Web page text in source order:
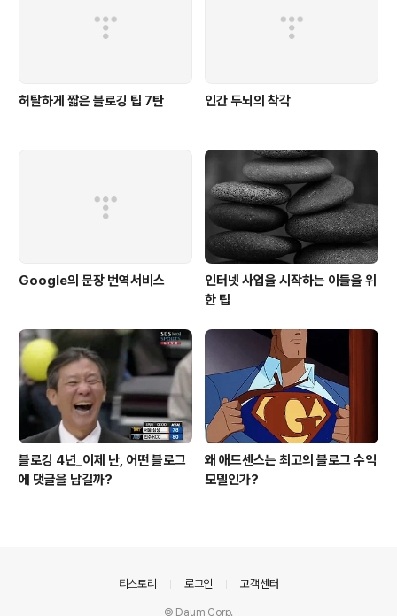
허탈하게 짧은 블로깅 팁 7탄 인간 두뇌의 착각
Google의 문장 번역서비스
인터넷 사업을 시작하는 이들을 위
한 팁
블로깅 4년_이제 난, 어떤 블로그
에 댓글을 남길까?
왜 애드센스는 최고의 블로그 수익
모델인가?
티스토리 로그인 고객센터
© Daum Corp.